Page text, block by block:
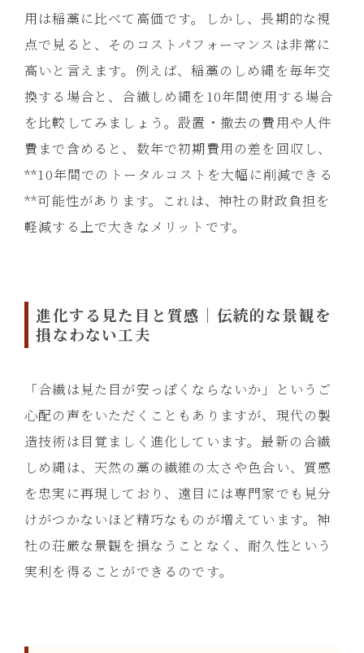
用は稲藁に比べて高価です。しかし、長期的な視
点で見ると、そのコストパフォーマンスは非常に
高いと言えます。例えば、稲藁のしめ縄を毎年交
換する場合と、合繊しめ縄を10年間使用する場合
を比較してみましょう。設置・撤去の費用や人件
費まで含めると、数年で初期費用の差を回収し、
**10年間でのトータルコストを大幅に削減できる
**可能性があります。これは、神社の財政負担を
軽減する上で大きなメリットです。
進化する見た目と質感｜伝統的な景観を
損なわない工夫
「合繊は見た目が安っぽくならないか」というご
心配の声をいただくこともありますが、現代の製
造技術は目覚ましく進化しています。最新の合繊
しめ縄は、天然の藁の繊維の太さや色合い、質感
を忠実に再現しており、遠目には専門家でも見分
けがつかないほど精巧なものが増えています。神
社の荘厳な景観を損なうことなく、耐久性という
実利を得ることができるのです。